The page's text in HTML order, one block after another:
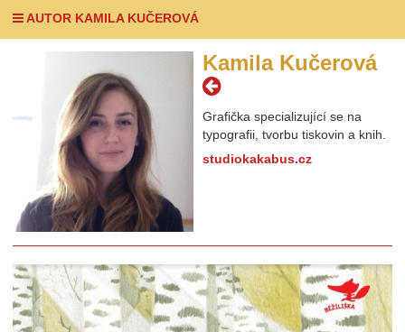
AUTOR KAMILA KUČEROVÁ
Kamila Kučerová
Grafička specializující se na
typografii, tvorbu tiskovin a knih.
studiokakabus.cz